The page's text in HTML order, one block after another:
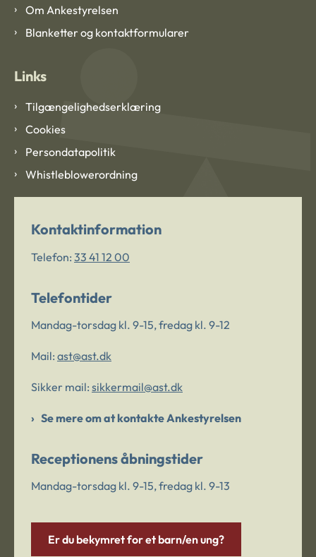
Om Ankestyrelsen
Blanketter og kontaktformularer
Links
Tilgængelighedserklæring
Cookies
Persondatapolitik
Whistleblowerordning
Kontaktinformation
Telefon: 33 41 12 00
Telefontider
Mandag-torsdag kl. 9-15, fredag kl. 9-12
Mail: ast@ast.dk
Sikker mail: sikkermail@ast.dk
Se mere om at kontakte Ankestyrelsen
Receptionens åbningstider
Mandag-torsdag kl. 9-15, fredag kl. 9-13
Er du bekymret for et barn/en ung?